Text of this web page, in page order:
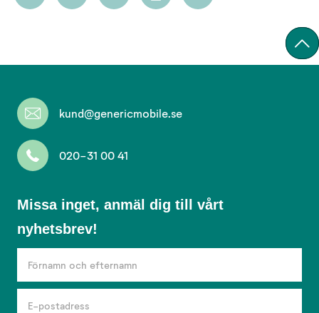
kund@genericmobile.se
020-31 00 41
anmäl
dig
till
vårt
Missa inget, anmäl dig till vårt
nyhetsbrev!